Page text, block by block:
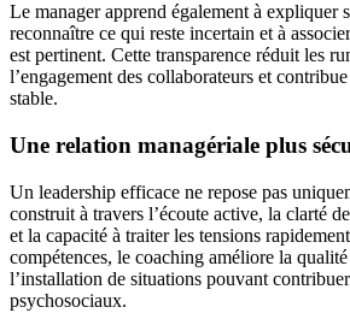
Le manager apprend également à expliquer
reconnaître ce qui reste incertain et à
est pertinent. Cette transparence réduit les
l’engagement des collaborateurs et
stable.
Une relation managériale plus
Un leadership efficace ne repose pas
construit à travers l’écoute active, la clarté
et la capacité à traiter les tensions
compétences, le coaching améliore la
l’installation de situations pouvant
psychosociaux.